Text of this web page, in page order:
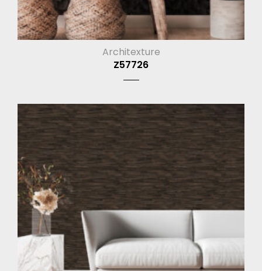
Architexture
Z57726